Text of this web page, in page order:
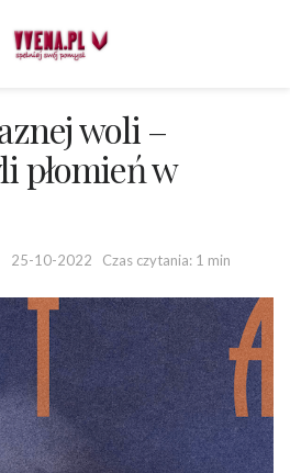
woli –
płomień w
25-10-2022 Czas czytania: 1 min